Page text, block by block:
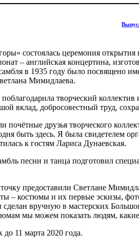
состоялась церемония
– английская концертина,
в 1935 году было посвящено
Мимидлаева.
творческий
вклад, добросовестный труд,
почётные друзья творческого
быть здесь. Я была свидетелем
к гостям Лариса Дунаевская.
песни и танца подготовил
предоставили Светлане
– костюмы и их первые эскизы,
вручную в мастерских
мы можем показать людям,
11 марта 2020 года.